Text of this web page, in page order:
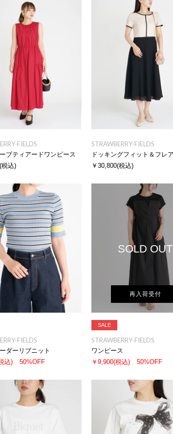
FIELDS
ブティアードワンピース
(税込)
STRAWBERRY-FIELDS
￥30,800(税込)
FIELDS
ダーリブニット
込) 50%OFF
SOLD OUT
再入荷受付
SALE
STRAWBERRY-FIELDS
ワンピース
￥9,900(税込) 50%OFF